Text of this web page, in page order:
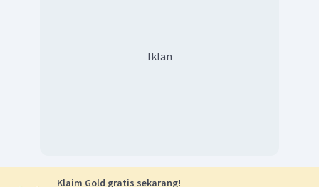
Iklan
Klaim Gold gratis sekarang!